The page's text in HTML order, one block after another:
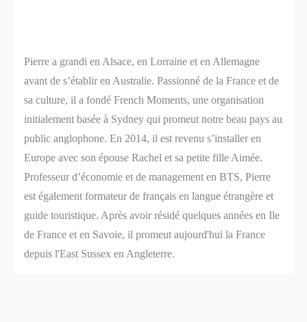
Pierre a grandi en Alsace, en Lorraine et en Allemagne
avant de s’établir en Australie. Passionné de la France et de
sa culture, il a fondé French Moments, une organisation
initialement basée à Sydney qui promeut notre beau pays au
public anglophone. En 2014, il est revenu s’installer en
Europe avec son épouse Rachel et sa petite fille Aimée.
Professeur d’économie et de management en BTS, Pierre
est également formateur de français en langue étrangère et
guide touristique. Après avoir résidé quelques années en Ile
de France et en Savoie, il promeut aujourd'hui la France
depuis l'East Sussex en Angleterre.